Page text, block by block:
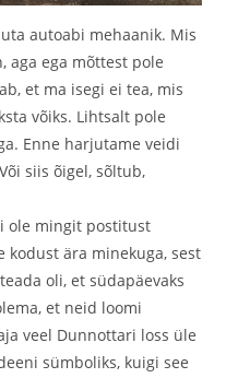
autoabi mehaanik. Mis
aga ega mõttest pole
et ma isegi ei tea, mis
võiks. Lihtsalt pole
Enne harjutame veidi
siis õigel, sõltub,
ole mingit postitust
ära minekuga, sest
oli, et südapäevaks
et neid loomi
veel Dunnottari loss üle
sümboliks, kuigi see